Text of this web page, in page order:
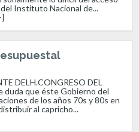
Instituto Nacional de...
DELH.CONGRESO DEL
duda que éste Gobierno del
de los años 70s y 80s en
al capricho...